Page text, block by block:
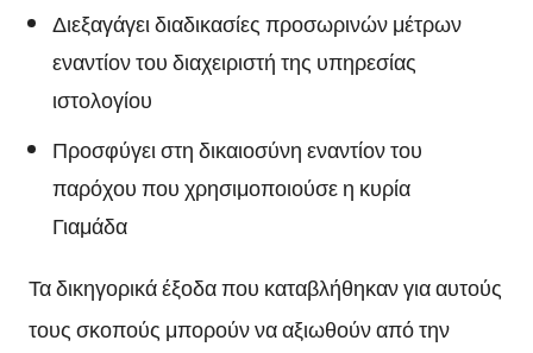
Διεξαγάγει διαδικασίες προσωρινών μέτρων
εναντίον του διαχειριστή της υπηρεσίας
ιστολογίου
Προσφύγει στη δικαιοσύνη εναντίον του
παρόχου που χρησιμοποιούσε η κυρία
Γιαμάδα
Τα δικηγορικά έξοδα που καταβλήθηκαν για αυτούς
τους σκοπούς μπορούν να αξιωθούν από την